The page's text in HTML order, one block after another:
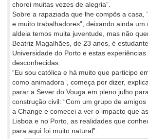
chorei muitas vezes de alegria”.
Sobre a rapaziada que lhe compôs a casa,
e muito trabalhadores”, deixando ainda um
aldeia temos muita juventude, mas não
Beatriz Magalhães, de 23 anos, é
Universidade do Porto e estas
desconhecidas.
“Eu sou católica e há muito que participo
como animadora”, começa por dizer,
parar a Sever do Vouga em pleno julho
construção civil: “Com um grupo de
a Change e comecei a ver o impacto que
Lisboa e no Porto, as realidades que
para aqui foi muito natural”.